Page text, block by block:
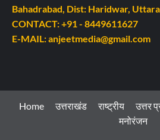
Bahadrabad, Dist: Haridwar,
CONTACT: +91 - 8449611627
E-MAIL: anjeetmedia@gmail.com
Home उत्तराखंड राष्ट्रीय उत्तर
मनोरंजन